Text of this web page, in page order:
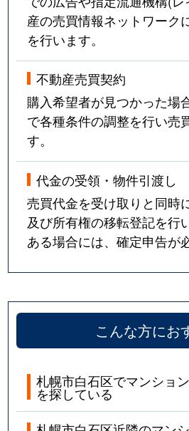
産の売買情報ネットワーク
を行います。
不動産売買契約
購入希望者が見つかった場
で各種条件の調整を行い売
す。
代金の受領・物件引渡し
売買代金を受け取りと同時
及び所有権の移転登記を行
ある場合には、確定申告が
こんな方にお
札幌市白石区でマンショ
を探している